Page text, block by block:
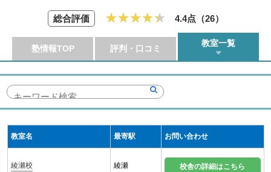
総合評価 4.4点（26）
塾情報TOP 評判・口コミ
教室一覧
教室名 最寄駅 お問い合わせ
綾瀬校 綾瀬 校舎の詳細はこちら